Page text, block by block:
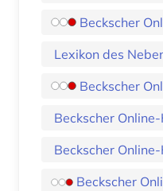
Beckscher
Lexikon des
Beckscher
Beckscher
Beckscher
Beckscher